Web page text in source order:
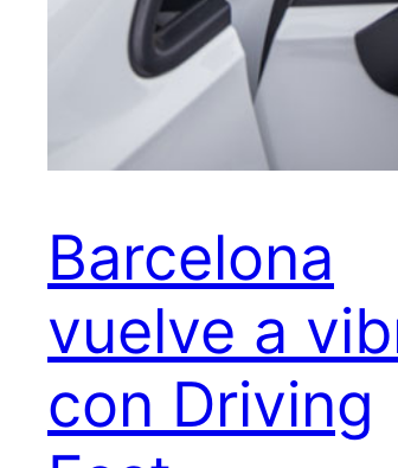
Barcelona
vuelve a
con Driving